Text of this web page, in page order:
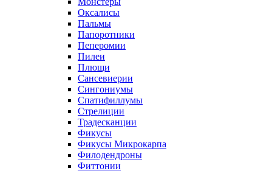
Оксалисы
Пальмы
Папоротники
Пеперомии
Пилеи
Плющи
Сансевиерии
Сингониумы
Спатифиллумы
Стрелиции
Традесканции
Фикусы
Фикусы Микрокарпа
Филодендроны
Фиттонии